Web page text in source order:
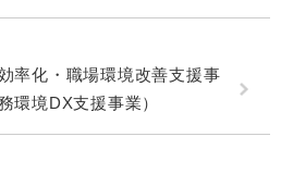
率化・職場環境改善支援事
環境DX支援事業）